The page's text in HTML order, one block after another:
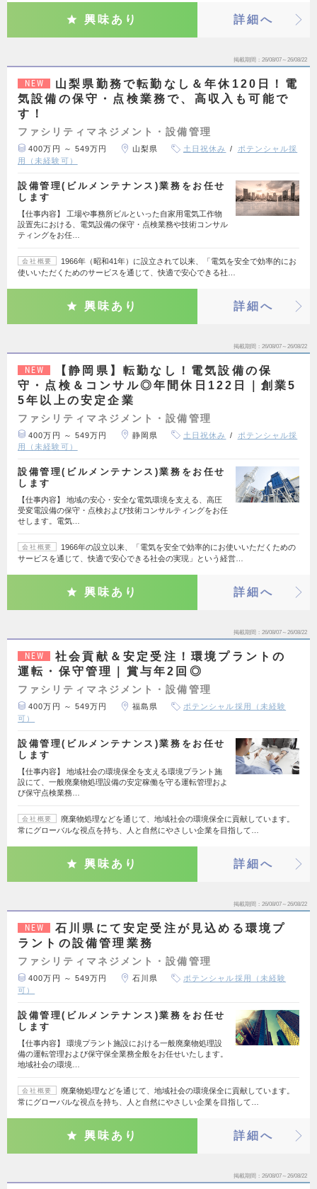
興味あり 詳細へ
掲載期間 26/08/07～26/08/22
NEW
山梨県勤務で転勤なし＆年休120日！電
気設備の保守・点検業務で、高収入も可能で
す！
ファシリティマネジメント・設備管理
400万円 ～ 549万円 山梨県 土日祝休み
ポテンシャル採
用（未経験可）
設備管理(ビルメンテナンス)業務をお任せ
します
【仕事内容】 工場や事務所ビルといった自家用電気工作物
設置先における、電気設備の保守・点検業務や技術コンサル
ティングをお任…
会社概要
1966年（昭和41年）に設立されて以来、「電気を安全で効率的にお
使いいただくためのサービスを通じて、快適で安心できる社…
興味あり 詳細へ
掲載期間 26/08/07～26/08/22
NEW
【静岡県】転勤なし！電気設備の保
守・点検＆コンサル◎年間休日122日｜創業5
5年以上の安定企業
ファシリティマネジメント・設備管理
400万円 ～ 549万円 静岡県 土日祝休み
ポテンシャル採
用（未経験可）
設備管理(ビルメンテナンス)業務をお任せ
します
【仕事内容】 地域の安心・安全な電気環境を支える、高圧
受変電設備の保守・点検および技術コンサルティングをお任
せします。電気…
会社概要
1966年の設立以来、「電気を安全で効率的にお使いいただくための
サービスを通じて、快適で安心できる社会の実現」という経営…
興味あり 詳細へ
掲載期間 26/08/07～26/08/22
NEW
社会貢献＆安定受注！環境プラントの
運転・保守管理｜賞与年2回◎
ファシリティマネジメント・設備管理
400万円 ～ 549万円 福島県
ポテンシャル採用（未経験
可）
設備管理(ビルメンテナンス)業務をお任せ
します
【仕事内容】 地域社会の環境保全を支える環境プラント施
設にて、一般廃棄物処理設備の安定稼働を守る運転管理およ
び保守点検業務…
会社概要
廃棄物処理などを通じて、地域社会の環境保全に貢献しています。
常にグローバルな視点を持ち、人と自然にやさしい企業を目指して…
興味あり 詳細へ
掲載期間 26/08/07～26/08/22
NEW
石川県にて安定受注が見込める環境プ
ラントの設備管理業務
ファシリティマネジメント・設備管理
400万円 ～ 549万円 石川県
ポテンシャル採用（未経験
可）
設備管理(ビルメンテナンス)業務をお任せ
します
【仕事内容】 環境プラント施設における一般廃棄物処理設
備の運転管理および保守保全業務全般をお任せいたします。
地域社会の環境…
会社概要
廃棄物処理などを通じて、地域社会の環境保全に貢献しています。
常にグローバルな視点を持ち、人と自然にやさしい企業を目指して…
興味あり 詳細へ
掲載期間 26/08/07～26/08/22